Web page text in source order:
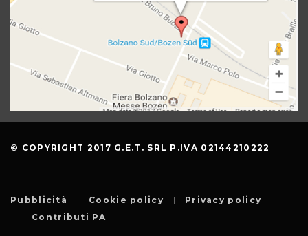
© COPYRIGHT 2017 G.E.T. SRL P.IVA 02144210222
Pubblicità Cookie policy
Privacy policy
Contributi PA